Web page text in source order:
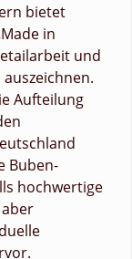
bietet
in
und
Aufteilung
Buben-
hochwertige